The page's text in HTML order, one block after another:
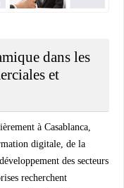
dans les
et
à Casablanca,
digitale, de la
des secteurs
recherchent